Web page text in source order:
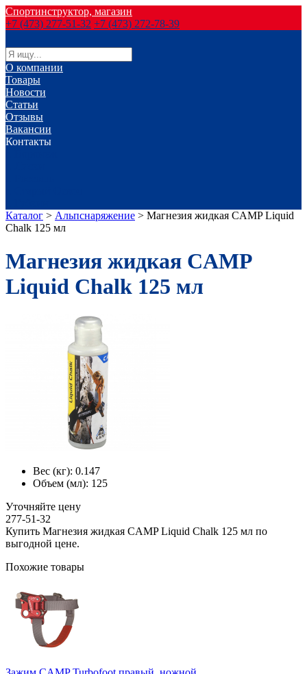
Спортинструктор, магазин
+7 (473) 277-51-32 +7 (473) 272-78-39
О компании
Товары
Новости
Статьи
Отзывы
Вакансии
Контакты
Каталог > Альпснаряжение > Магнезия жидкая CAMP Liquid
Chalk 125 мл
Магнезия жидкая CAMP
Liquid Chalk 125 мл
Вес (кг): 0.147
Объем (мл): 125
Уточняйте цену
277-51-32
Купить Магнезия жидкая CAMP Liquid Chalk 125 мл по
выгодной цене.
Похожие товары